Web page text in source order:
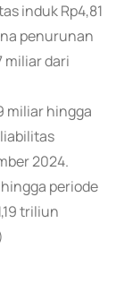
induk Rp4,81
penurunan
miliar dari
miliar hingga
2024.
periode
triliun